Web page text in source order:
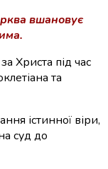
вшановує
Христа під час
та
істинної віри,
суд до